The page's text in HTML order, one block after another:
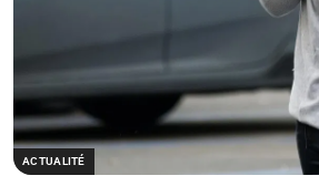
ACTUALITÉ